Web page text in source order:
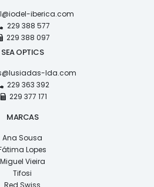
iberica.com
229 388 577
229 388 097
SEA OPTICS
lda.com
229 363 392
229 377 171
MARCAS
Ana Sousa
Lopes
Miguel Vieira
Tifosi